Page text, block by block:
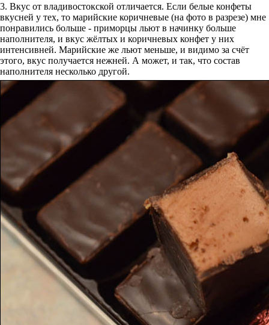
3. Вкус от владивостокской отличается. Если белые конфеты
вкусней у тех, то марийские коричневые (на фото в разрезе) мне
понравились больше - приморцы льют в начинку больше
наполнителя, и вкус жёлтых и коричневых конфет у них
интенсивней. Марийские же льют меньше, и видимо за счёт
этого, вкус получается нежней. А может, и так, что состав
наполнителя несколько другой.